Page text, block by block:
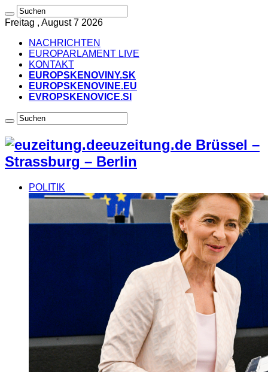
Freitag , August 7 2026
NACHRICHTEN
EUROPARLAMENT LIVE
KONTAKT
EUROPSKENOVINY.SK
EUROPSKENOVINE.EU
EVROPSKENOVICE.SI
euzeitung.de Brüssel –
Strassburg – Berlin
POLITIK